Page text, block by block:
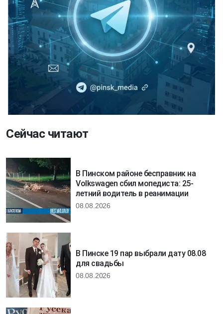
Сейчас читают
В Пинском районе бесправник на
Volkswagen сбил мопедиста: 25-
летний водитель в реанимации
08.08.2026
В Пинске 19 пар выбрали дату 08.08
для свадьбы
08.08.2026